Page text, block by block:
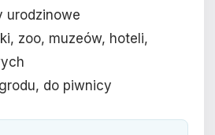
urodzinowe
zoo, muzeów, hoteli,
do piwnicy